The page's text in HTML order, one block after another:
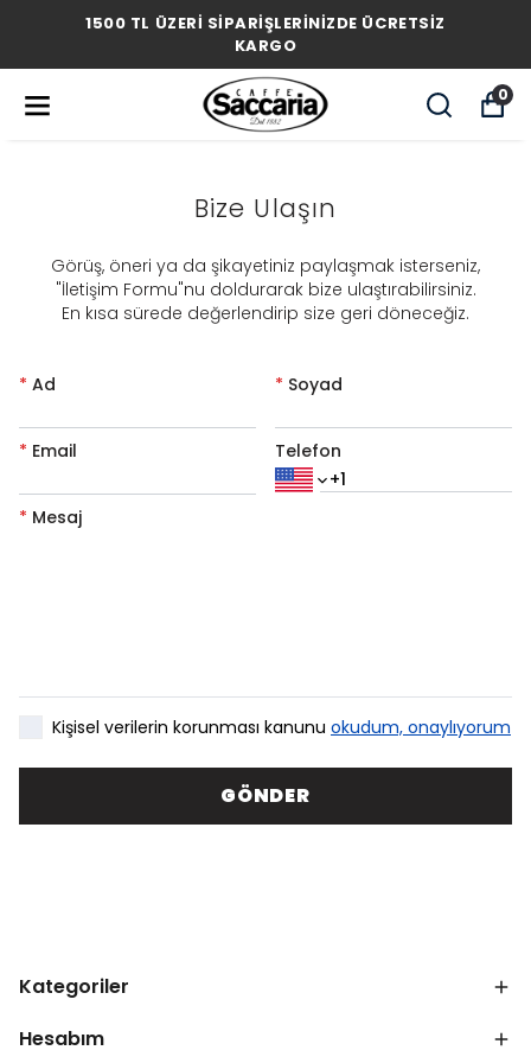
1500 TL ÜZERİ SİPARİŞLERİNİZDE ÜCRETSİZ
KARGO
0
Bize Ulaşın
​Görüş, öneri ya da şikayetiniz paylaşmak isterseniz,
"İletişim Formu"nu doldurarak bize ulaştırabilirsiniz.
En kısa sürede değerlendirip size geri döneceğiz.
* Ad * Soyad
* Email Telefon
* Mesaj
Kişisel verilerin korunması kanunu okudum, onaylıyorum
GÖNDER
Kategoriler
Hesabım